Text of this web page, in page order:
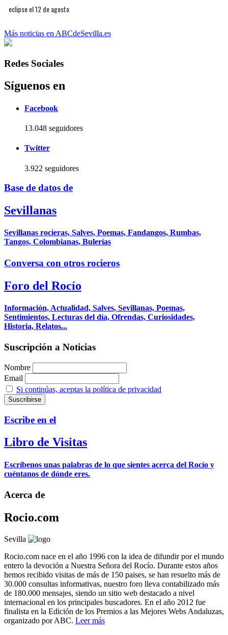
eclipse el 12 de agosto
Más noticias en ABCdeSevilla.es
Redes Sociales
Síguenos en
Facebook
13.048 seguidores
Twitter
3.922 seguidores
Base de datos de
Sevillanas
Sevillanas rocieras, Salves, Poemas, Fandangos, Rumbas,
Tangos, Colombianas, Bulerías
Conversa con otros rocieros
Foro del Rocío
Información, Actualidad, Salves, Sevillanas, Poemas,
Sentimientos, Lecturas del día, Ofrendas, Curiosidades,
Historia, Relatos...
Suscripción a Noticias
Nombre
Email
Si continúas, aceptas la política de privacidad
Escribe en el
Libro de Visitas
Escríbenos unas palabras de lo que sientes acerca del Rocío y
cuéntanos de dónde eres.
Acerca de
Rocio.com
Sevilla
Rocio.com nace en el año 1996 con la idea de difundir por el mundo
entero la devoción a Nuestra Señora del Rocío. Durante estos años
hemos recibido visitas de más de 150 paises, se han resuelto más de
30.000 consultas informativas, nuestro foro lleva contabilizado más
de 180.000 mensajes, siendo un sitio web destacado a nivel
internacional en los principales buscadores. En el año 2012 fue
finalista en la Edición de los Premios a las Mejores Webs Andaluzas,
organizado por ABC. Leer más